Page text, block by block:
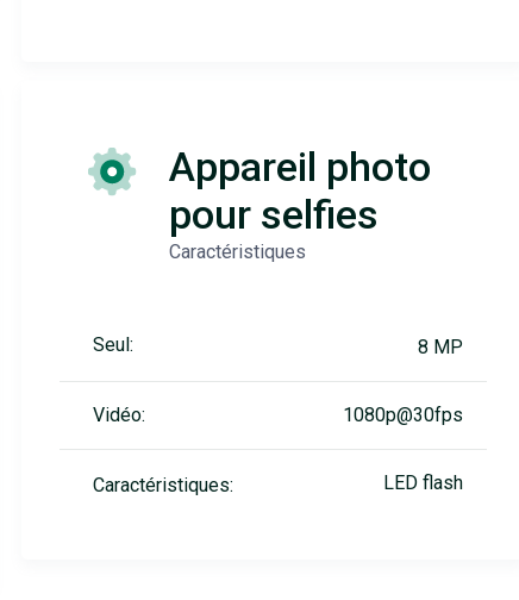
Appareil photo
pour selfies
Caractéristiques
Seul: 8 MP
Vidéo: 1080p@30fps
Caractéristiques: LED flash